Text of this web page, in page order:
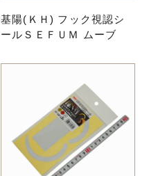
基陽(ＫＨ) フック視認シ
ールＳＥＦＵＭ ムーブ